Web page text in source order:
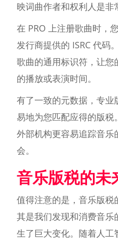
映词曲作者和权利人是非
在 PRO 上注册歌曲时，
发行商提供的 ISRC 代码
歌曲的通用标识符，让您
的播放或表演时间。
有了一致的元数据，专业
易地为您匹配应得的版
外部机构更容易追踪音
会。
音乐版税的未
值得注意的是，音乐版
其是我们发现和消费音
生了巨大变化。随着人工